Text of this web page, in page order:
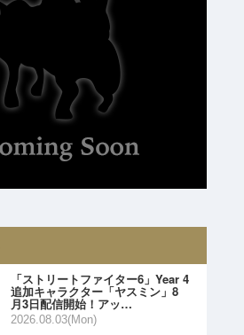
「ストリートファイター6」Year 4
追加キャラクター「ヤスミン」8
月3日配信開始！アッ…
2026.08.03(Mon)